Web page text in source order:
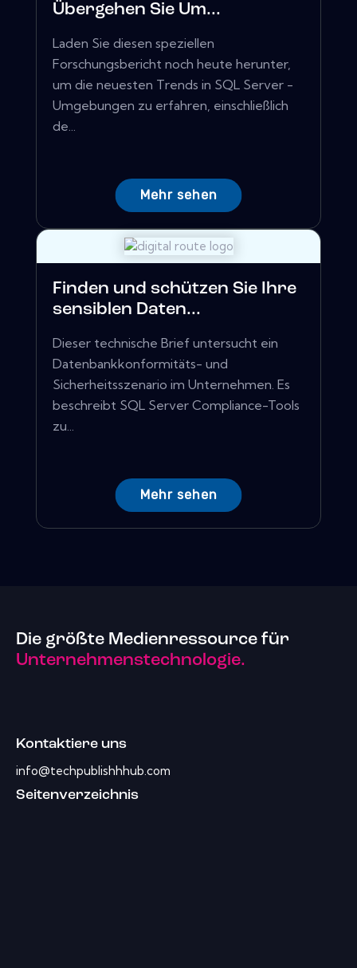
Übergehen Sie Um...
Laden Sie diesen speziellen
Forschungsbericht noch heute herunter,
um die neuesten Trends in SQL Server -
Umgebungen zu erfahren, einschließlich
de...
Mehr sehen
Finden und schützen Sie Ihre
sensiblen Daten...
Dieser technische Brief untersucht ein
Datenbankkonformitäts- und
Sicherheitsszenario im Unternehmen. Es
beschreibt SQL Server Compliance-Tools
zu...
Mehr sehen
Die größte Medienressource für
Unternehmenstechnologie.
Kontaktiere uns
info@techpublishhhub.com
Seitenverzeichnis